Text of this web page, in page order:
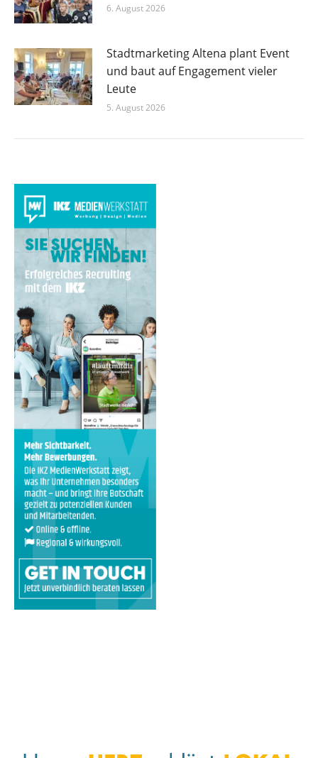
6. August 2026
Stadtmarketing Altena plant Event
und baut auf Engagement vieler
Leute
5. August 2026